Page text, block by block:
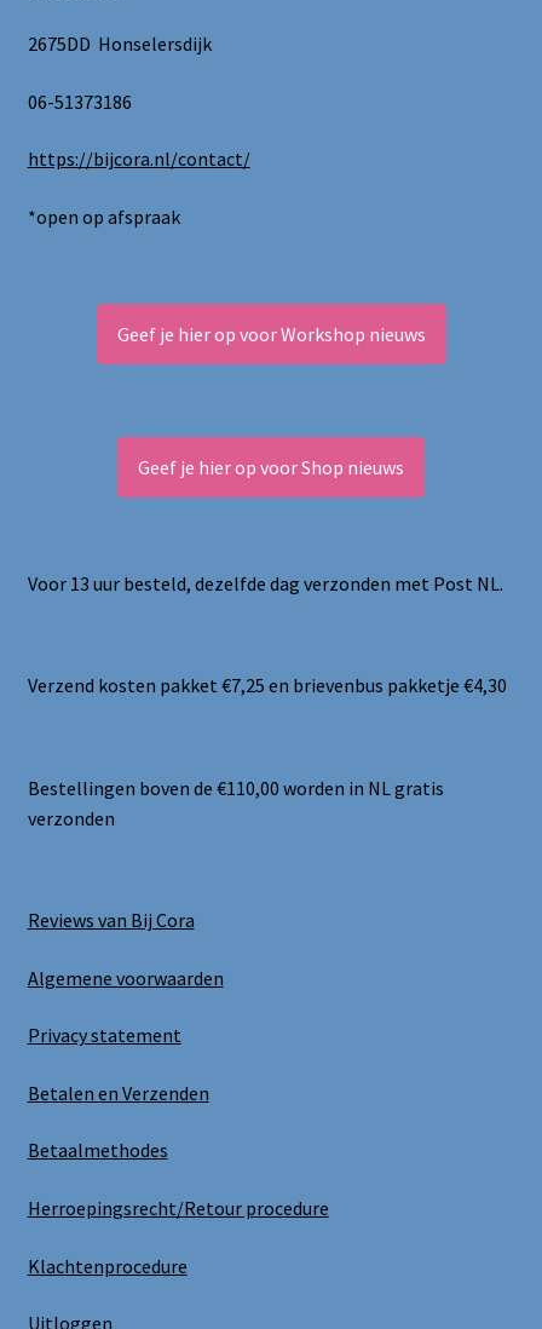
2675DD Honselersdijk
06-51373186
https://bijcora.nl/contact/
*open op afspraak
Geef je hier op voor Workshop nieuws
Geef je hier op voor Shop nieuws
Voor 13 uur besteld, dezelfde dag verzonden met Post NL.
Verzend kosten pakket €7,25 en brievenbus pakketje €4,30
Bestellingen boven de €110,00 worden in NL gratis
verzonden
Reviews van Bij Cora
Algemene voorwaarden
Privacy statement
Betalen en Verzenden
Betaalmethodes
Herroepingsrecht/Retour procedure
Klachtenprocedure
Uitloggen